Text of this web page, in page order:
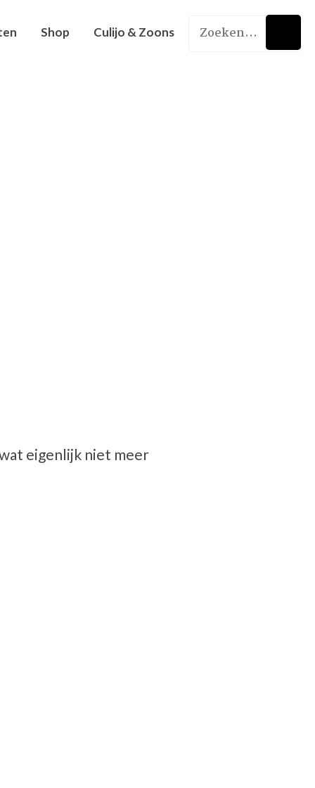
Shop Culijo & Zoons
eigenlijk niet meer